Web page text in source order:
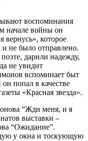
воспоминания
начале войны он
вернусь», которое
не было отправлено.
дарили надежду,
не увидит
вспоминает быт
попал в качестве
«Красная звезда».
“Жди меня, и я
выставки –
“Ожидание”.
у окна и тоскующую